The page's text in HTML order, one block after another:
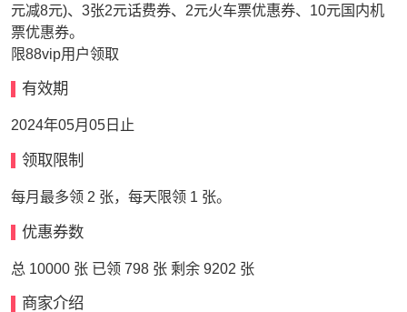
元减8元)、3张2元话费券、2元火车票优惠券、10元国内机
票优惠券。
限88vip用户领取
有效期
2024年05月05日止
领取限制
每月最多领 2 张，每天限领 1 张。
优惠券数
总 10000 张 已领 798 张 剩余 9202 张
商家介绍